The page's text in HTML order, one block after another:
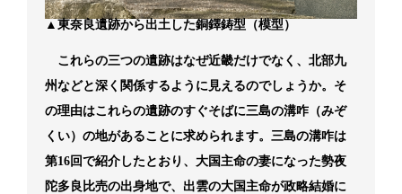
▲東奈良遺跡から出土した銅鐸鋳型（模型）
これらの三つの遺跡はなぜ近畿だけでなく、北部九
州などと深く関係するように見えるのでしょうか。そ
の理由はこれらの遺跡のすぐそばに三島の溝咋（みぞ
くい）の地があることに求められます。三島の溝咋は
第16回で紹介したとおり、大国主命の妻になった勢夜
陀多良比売の出身地で、出雲の大国主命が政略結婚に